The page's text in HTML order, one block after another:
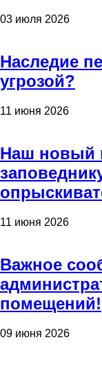
03 июля 2026
Наследие
угрозой?
11 июня 2026
Наш новый
11 июня 2026
Важное
помещений!
09 июня 2026